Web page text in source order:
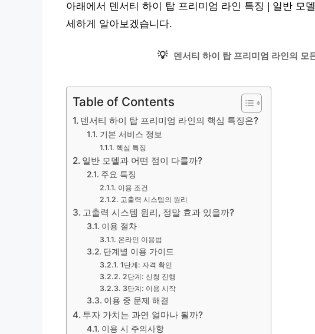
아래에서 덴서티 하이 탑 프리미엄 라인 특징 | 일반 모
세하게 알아보겠습니다.
💡 덴서티 하이 탑 프리미엄 라인의 모
Table of Contents
덴서티 하이 탑 프리미엄 라인의 핵심 특징은?
기본 서비스 정보
핵심 특징
일반 모델과 어떤 점이 다를까?
주요 특징
이용 조건
고출력 시스템의 원리
고출력 시스템 원리, 정말 효과 있을까?
이용 절차
온라인 이용법
단계별 이용 가이드
1단계: 자격 확인
2단계: 신청 진행
3단계: 이용 시작
이용 중 문제 해결
투자 가치는 과연 얼마나 될까?
이용 시 주의사항